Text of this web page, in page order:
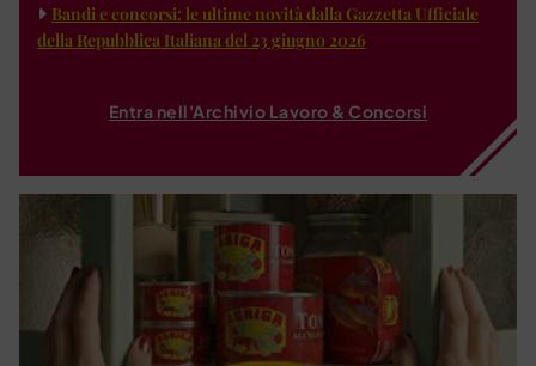
Bandi e concorsi: le ultime novità dalla Gazzetta Ufficiale
della Repubblica Italiana del 23 giugno 2026
Entra nell'Archivio Lavoro & Concorsi